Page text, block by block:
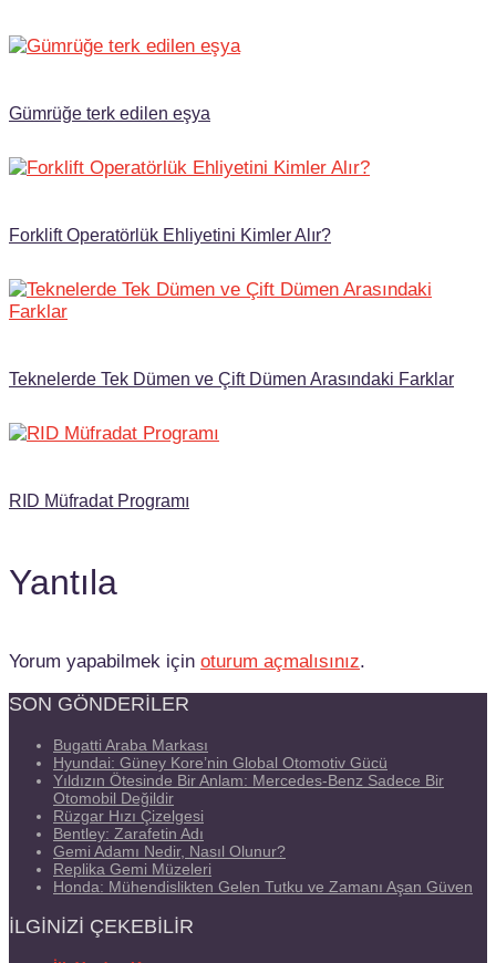
Gümrüğe terk edilen eşya
Forklift Operatörlük Ehliyetini Kimler Alır?
Teknelerde Tek Dümen ve Çift Dümen Arasındaki Farklar
RID Müfradat Programı
Yantıla
Yorum yapabilmek için oturum açmalısınız.
SON GÖNDERILER
Bugatti Araba Markası
Hyundai: Güney Kore’nin Global Otomotiv Gücü
Yıldızın Ötesinde Bir Anlam: Mercedes-Benz Sadece Bir
Otomobil Değildir
Rüzgar Hızı Çizelgesi
Bentley: Zarafetin Adı
Gemi Adamı Nedir, Nasıl Olunur?
Replika Gemi Müzeleri
Honda: Mühendislikten Gelen Tutku ve Zamanı Aşan Güven
İLGINIZI ÇEKEBILIR